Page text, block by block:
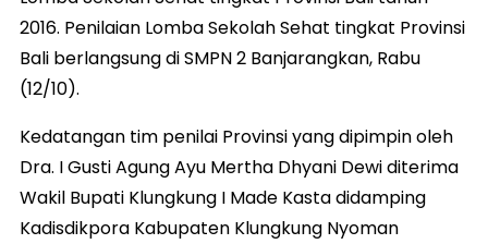
2016. Penilaian Lomba Sekolah Sehat tingkat Provinsi
Bali berlangsung di SMPN 2 Banjarangkan, Rabu
(12/10).
Kedatangan tim penilai Provinsi yang dipimpin oleh
Dra. I Gusti Agung Ayu Mertha Dhyani Dewi diterima
Wakil Bupati Klungkung I Made Kasta didamping
Kadisdikpora Kabupaten Klungkung Nyoman